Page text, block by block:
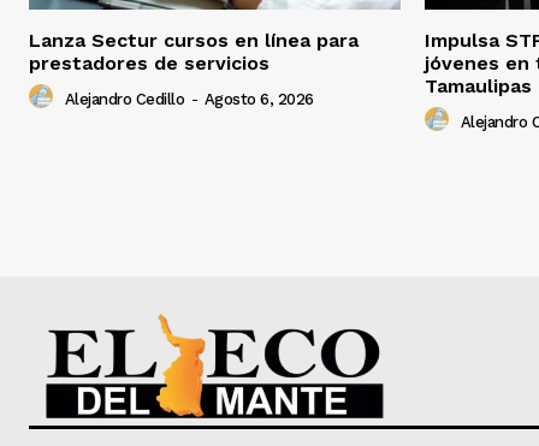
Lanza Sectur cursos en línea para
prestadores de servicios
Alejandro Cedillo - Agosto 6, 2026
Impulsa
jóvenes en
Tamaulipas
Alejandro